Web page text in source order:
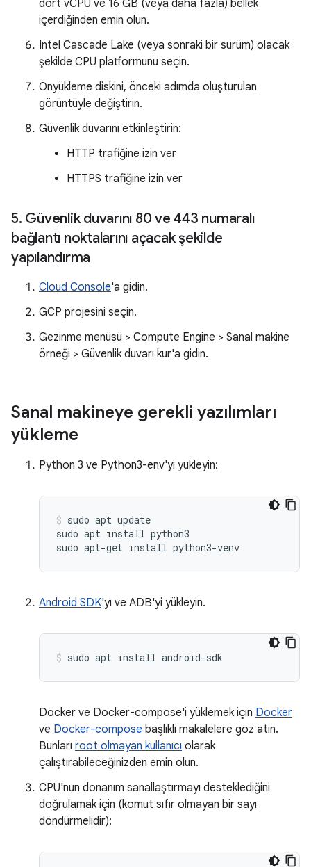
dört vCPU ve 16 GB (veya daha fazla) bellek
içerdiğinden emin olun.
Intel Cascade Lake (veya sonraki bir sürüm) olacak
şekilde CPU platformunu seçin.
Önyükleme diskini, önceki adımda oluşturulan
görüntüyle değiştirin.
Güvenlik duvarını etkinleştirin:
HTTP trafiğine izin ver
HTTPS trafiğine izin ver
5. Güvenlik duvarını 80 ve 443 numaralı
bağlantı noktalarını açacak şekilde
yapılandırma
Cloud Console'a gidin.
GCP projesini seçin.
Gezinme menüsü > Compute Engine > Sanal makine
örneği > Güvenlik duvarı kur'a gidin.
Sanal makineye gerekli yazılımları
yükleme
Python 3 ve Python3-env'yi yükleyin:
sudo apt update
sudo apt install python3
Android SDK'yı ve ADB'yi yükleyin.
Docker ve Docker-compose'i yüklemek için Docker
ve Docker-compose başlıklı makalelere göz atın.
Bunları root olmayan kullanıcı olarak
çalıştırabileceğinizden emin olun.
CPU'nun donanım sanallaştırmayı desteklediğini
doğrulamak için (komut sıfır olmayan bir sayı
döndürmelidir):